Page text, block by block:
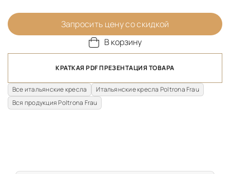
Запросить цену со скидкой
В корзину
КРАТКАЯ PDF ПРЕЗЕНТАЦИЯ ТОВАРА
Все итальянские кресла
Итальянские кресла Poltrona Frau
Вся продукция Poltrona Frau